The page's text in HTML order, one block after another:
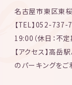
名古屋市東区東
【TEL】052-
19:00（休日：不定
【アクセス】高
のパーキングをご